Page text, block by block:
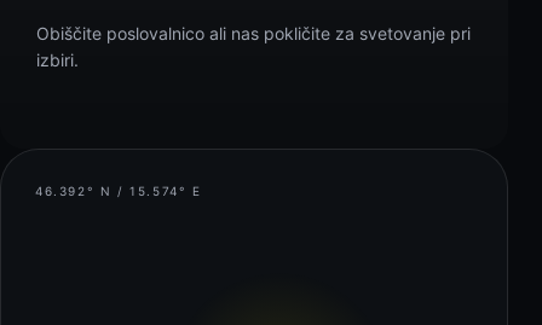
Obiščite poslovalnico ali nas pokličite za svetovanje pri
izbiri.
46.392° N / 15.574° E